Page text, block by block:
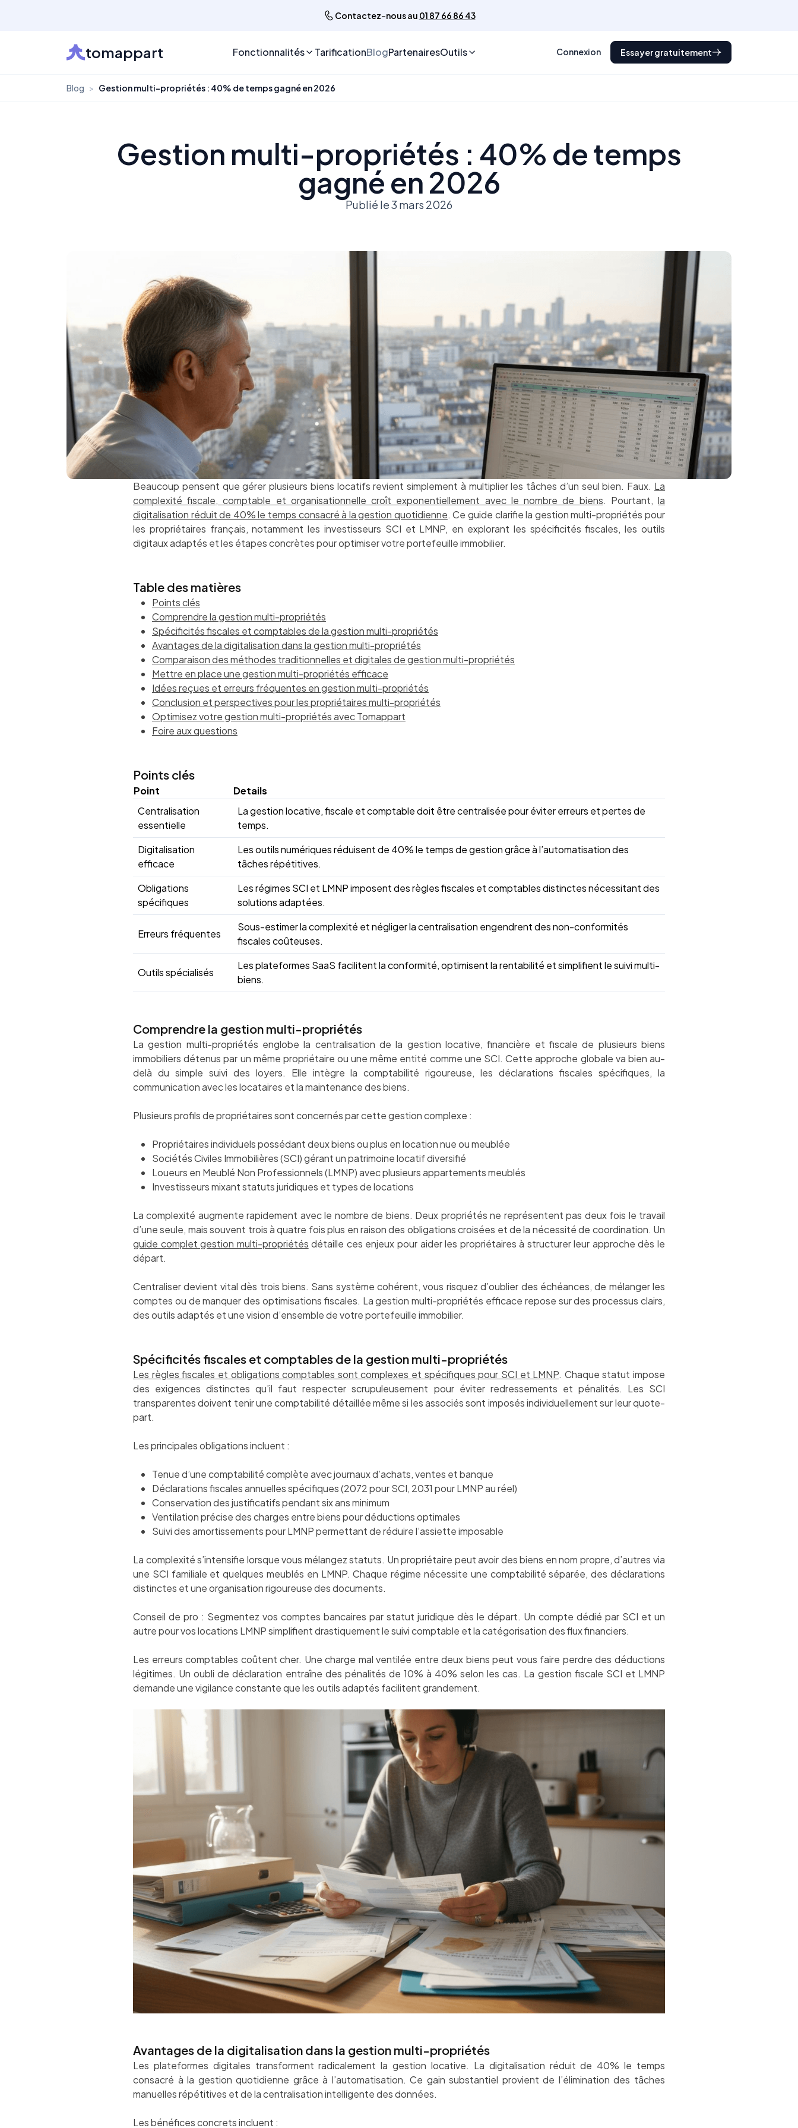
Contactez-nous au 01 87 66 86 43
tomappart Fonctionnalités TarificationBlogPartenairesOutils Connexion Essayer gratuitement
Blog > Gestion multi-propriétés : 40% de temps gagné en 2026
Gestion multi-propriétés : 40% de temps
gagné en 2026
Publié le 3 mars 2026
Beaucoup pensent que gérer plusieurs biens locatifs revient simplement à multiplier les tâches d’un seul bien. Faux. La
complexité fiscale, comptable et organisationnelle croît exponentiellement avec le nombre de biens. Pourtant,la
digitalisation réduit de 40% le temps consacré à la gestion quotidienne. Ce guide clarifie la gestion multi-propriétés pour
les propriétaires français, notamment les investisseurs SCI et LMNP, en explorant les spécificités fiscales, les outils
digitaux adaptés et les étapes concrètes pour optimiser votre portefeuille immobilier.
Table des matières
Points clés
Comprendre la gestion multi-propriétés
Spécificités fiscales et comptables de la gestion multi-propriétés
Avantages de la digitalisation dans la gestion multi-propriétés
Comparaison des méthodes traditionnelles et digitales de gestion multi-propriétés
Mettre en place une gestion multi-propriétés efficace
Idées reçues et erreurs fréquentes en gestion multi-propriétés
Conclusion et perspectives pour les propriétaires multi-propriétés
Optimisez votre gestion multi-propriétés avec Tomappart
Foire aux questions
Points clés
Point
Details
Centralisation
essentielle
La gestion locative, fiscale et comptable doit être centralisée pour éviter erreurs et pertes de
temps.
Digitalisation
efficace
Les outils numériques réduisent de 40% le temps de gestion grâce à l’automatisation des
tâches répétitives.
Obligations
spécifiques
Les régimes SCI et LMNP imposent des règles fiscales et comptables distinctes nécessitant des
solutions adaptées.
Erreurs fréquentes
Sous-estimer la complexité et négliger la centralisation engendrent des non-conformités
fiscales coûteuses.
Outils spécialisés
Les plateformes SaaS facilitent la conformité, optimisent la rentabilité et simplifient le suivi multi-
biens.
Comprendre la gestion multi-propriétés
La gestion multi-propriétés englobe la centralisation de la gestion locative, financière et fiscale de plusieurs biens
immobiliers détenus par un même propriétaire ou une même entité comme une SCI. Cette approche globale va bien au-
delà du simple suivi des loyers. Elle intègre la comptabilité rigoureuse, les déclarations fiscales spécifiques, la
communication avec les locataires et la maintenance des biens.
Plusieurs profils de propriétaires sont concernés par cette gestion complexe :
Propriétaires individuels possédant deux biens ou plus en location nue ou meublée
Sociétés Civiles Immobilières (SCI) gérant un patrimoine locatif diversifié
Loueurs en Meublé Non Professionnels (LMNP) avec plusieurs appartements meublés
Investisseurs mixant statuts juridiques et types de locations
La complexité augmente rapidement avec le nombre de biens. Deux propriétés ne représentent pas deux fois le travail
d’une seule, mais souvent trois à quatre fois plus en raison des obligations croisées et de la nécessité de coordination. Un
guide complet gestion multi-propriétés détaille ces enjeux pour aider les propriétaires à structurer leur approche dès le
départ.
Centraliser devient vital dès trois biens. Sans système cohérent, vous risquez d’oublier des échéances, de mélanger les
comptes ou de manquer des optimisations fiscales. La gestion multi-propriétés efficace repose sur des processus clairs,
des outils adaptés et une vision d’ensemble de votre portefeuille immobilier.
Spécificités fiscales et comptables de la gestion multi-propriétés
Les règles fiscales et obligations comptables sont complexes et spécifiques pour SCI et LMNP. Chaque statut impose
des exigences distinctes qu’il faut respecter scrupuleusement pour éviter redressements et pénalités. Les SCI
transparentes doivent tenir une comptabilité détaillée même si les associés sont imposés individuellement sur leur quote-
part.
Les principales obligations incluent :
Tenue d’une comptabilité complète avec journaux d’achats, ventes et banque
Déclarations fiscales annuelles spécifiques (2072 pour SCI, 2031 pour LMNP au réel)
Conservation des justificatifs pendant six ans minimum
Ventilation précise des charges entre biens pour déductions optimales
Suivi des amortissements pour LMNP permettant de réduire l’assiette imposable
La complexité s’intensifie lorsque vous mélangez statuts. Un propriétaire peut avoir des biens en nom propre, d’autres via
une SCI familiale et quelques meublés en LMNP. Chaque régime nécessite une comptabilité séparée, des déclarations
distinctes et une organisation rigoureuse des documents.
Conseil de pro : Segmentez vos comptes bancaires par statut juridique dès le départ. Un compte dédié par SCI et un
autre pour vos locations LMNP simplifient drastiquement le suivi comptable et la catégorisation des flux financiers.
Les erreurs comptables coûtent cher. Une charge mal ventilée entre deux biens peut vous faire perdre des déductions
légitimes. Un oubli de déclaration entraîne des pénalités de 10% à 40% selon les cas. La gestion fiscale SCI et LMNP
demande une vigilance constante que les outils adaptés facilitent grandement.
Avantages de la digitalisation dans la gestion multi-propriétés
Les plateformes digitales transforment radicalement la gestion locative. La digitalisation réduit de 40% le temps
consacré à la gestion quotidienne grâce à l’automatisation. Ce gain substantiel provient de l’élimination des tâches
manuelles répétitives et de la centralisation intelligente des données.
Les bénéfices concrets incluent :